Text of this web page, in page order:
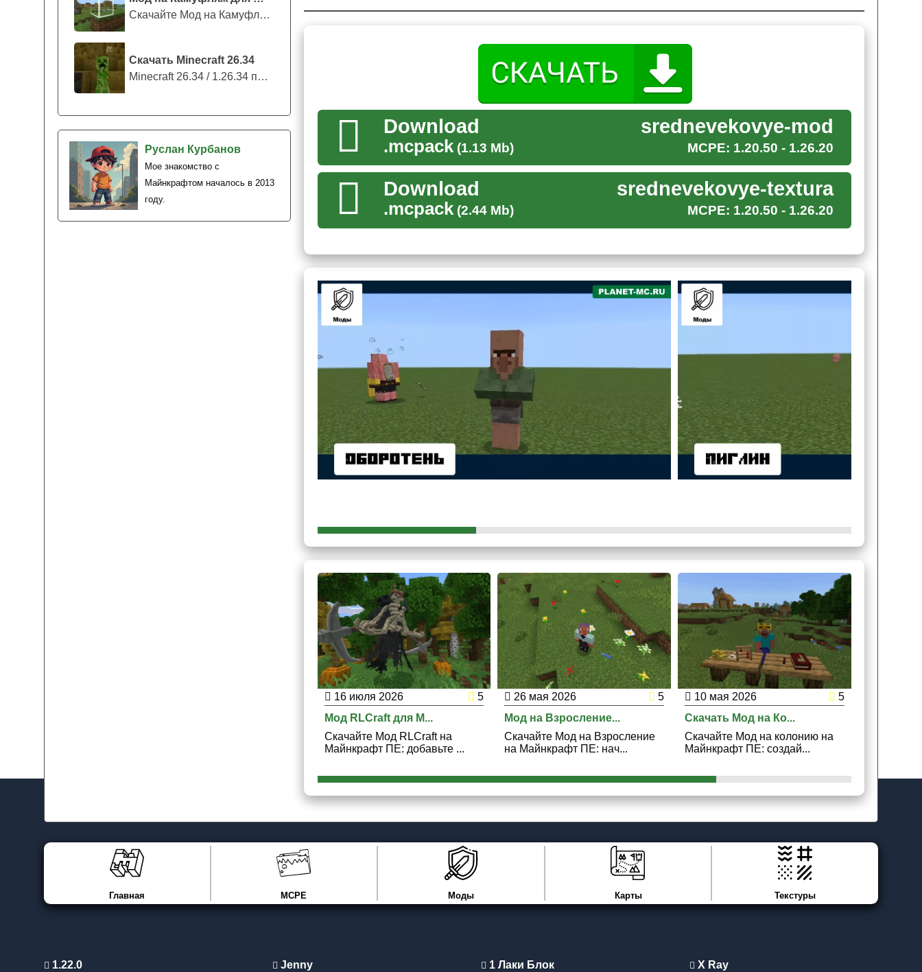
Скачайте Мод на Камуфляж на Майнкрафт...
Скачать Minecraft 26.34
Minecraft 26.34 / 1.26.34 представляе...
Руслан Курбанов
Мое знакомство с
Майнкрафтом началось в 2013
году.
С некоторыми существами можно торговаться.
Противники
В моде на средневековье для Майнкрафт ПЕ есть большое количество противников. Все они способны на
различные злодеяния. Некоторые за счётсвоего высокого здоровьяи большого урона предпочтут подойти к
игроку в упор. Другие же постараются атаковать исподтишка. Особого внимания достоин кентавр из тайги.
Расы
Как и в любом другом фэнтези моде на средневековье для Minecraft PE есть различные расы. Самой
Они весьма опасны и постараются убить игрока.
Мини боссы
Данные существа сильнее обычных мобов, тем не менее они не являются боссами. Именно поэтому мини
боссы несут такое название. Но игроку Майнкрафт ПЕ с модом на средневековье
Ведь эти существа всё ещё остаются сильными.
Download
.mcpack(1.13 Mb)
srednevekovye-mod
MCPE: 1.20.50 - 1.26.20
Download
.mcpack(2.44 Mb)
srednevekovye-textura
MCPE: 1.20.50 - 1.26.20
16 июля 2026
5
Мод RLCraft для M...
Скачайте Мод RLCraft на
Майнкрафт ПЕ: добавьте ...
26 мая 2026
5
Мод на Взросление...
Скачайте Мод на Взросление
на Майнкрафт ПЕ: нач...
10 мая 2026
5
Скачать Мод на Ко...
Скачайте Мод на колонию на
Майнкрафт ПЕ: создай...
Главная MCPE Моды Карты Текстуры
1.22.0 Jenny 1 Лаки Блок X Ray